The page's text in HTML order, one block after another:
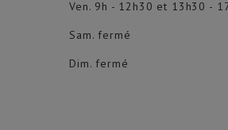
Ven. 9h - 12h30 et 13h30 -
Sam. fermé
Dim. fermé